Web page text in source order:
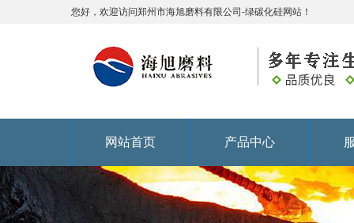
您好，欢迎访问郑州市海旭磨料有限公司-绿碳化硅网站！
网站首页 产品中心